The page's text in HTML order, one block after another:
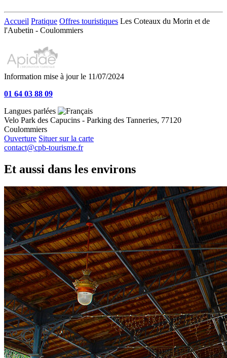
Accueil Pratique Offres touristiques Les Coteaux du Morin et de
l'Aubetin - Coulommiers
Information mise à jour le 11/07/2024
01 64 03 88 09
Langues parlées
Velo Park des Capucins - Parking des Tanneries, 77120
Coulommiers
Ouverture Situer sur la carte
contact@cpb-tourisme.fr
Et aussi dans les environs